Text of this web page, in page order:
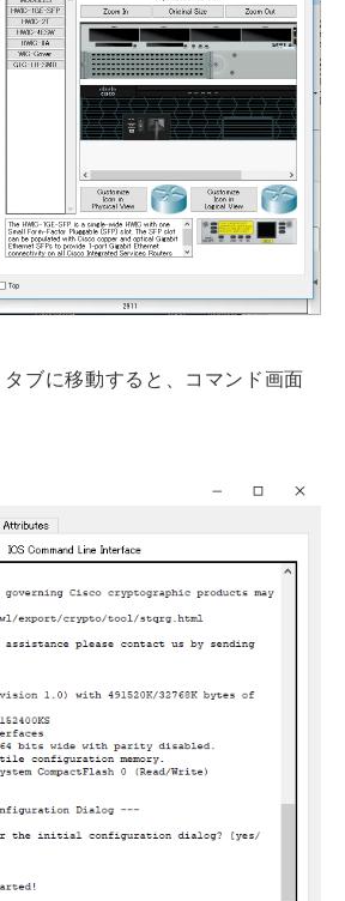
ブに移動すると、コマンド画面